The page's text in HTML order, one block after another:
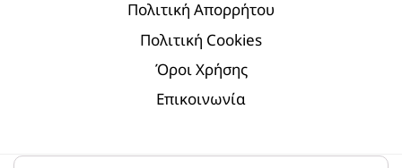
Πολιτική Απορρήτου
Πολιτική Cookies
Όροι Χρήσης
Επικοινωνία